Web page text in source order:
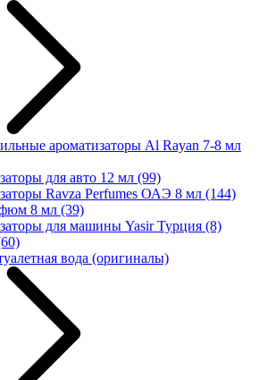
ароматизаторы Al Rayan 7-8 мл
для авто 12 мл (99)
Ravza Perfumes ОАЭ 8 мл (144)
8 мл (39)
для машины Yasir Турция (8)
вода (оригиналы)